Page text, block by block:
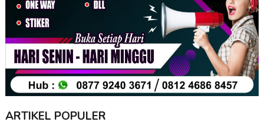
ARTIKEL POPULER